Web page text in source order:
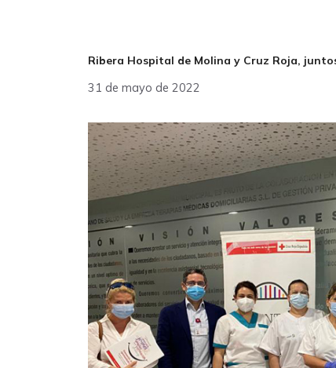
Ribera Hospital de Molina y Cruz Roja,
31 de mayo de 2022